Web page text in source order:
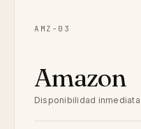
AMZ-03
Amazon
Disponibilidad inmediata